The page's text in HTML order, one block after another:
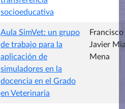
socioeducativa
Aula SimVet: un grupo
de trabajo para la
aplicación de
simuladores en la
docencia en el Grado
en Veterinaria
Francisco
Javier
Mena